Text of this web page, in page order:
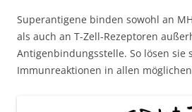
Superantigene binden sowohl an
als auch an T-Zell-Rezeptoren
Antigenbindungsstelle. So lösen sie
Immunreaktionen in allen